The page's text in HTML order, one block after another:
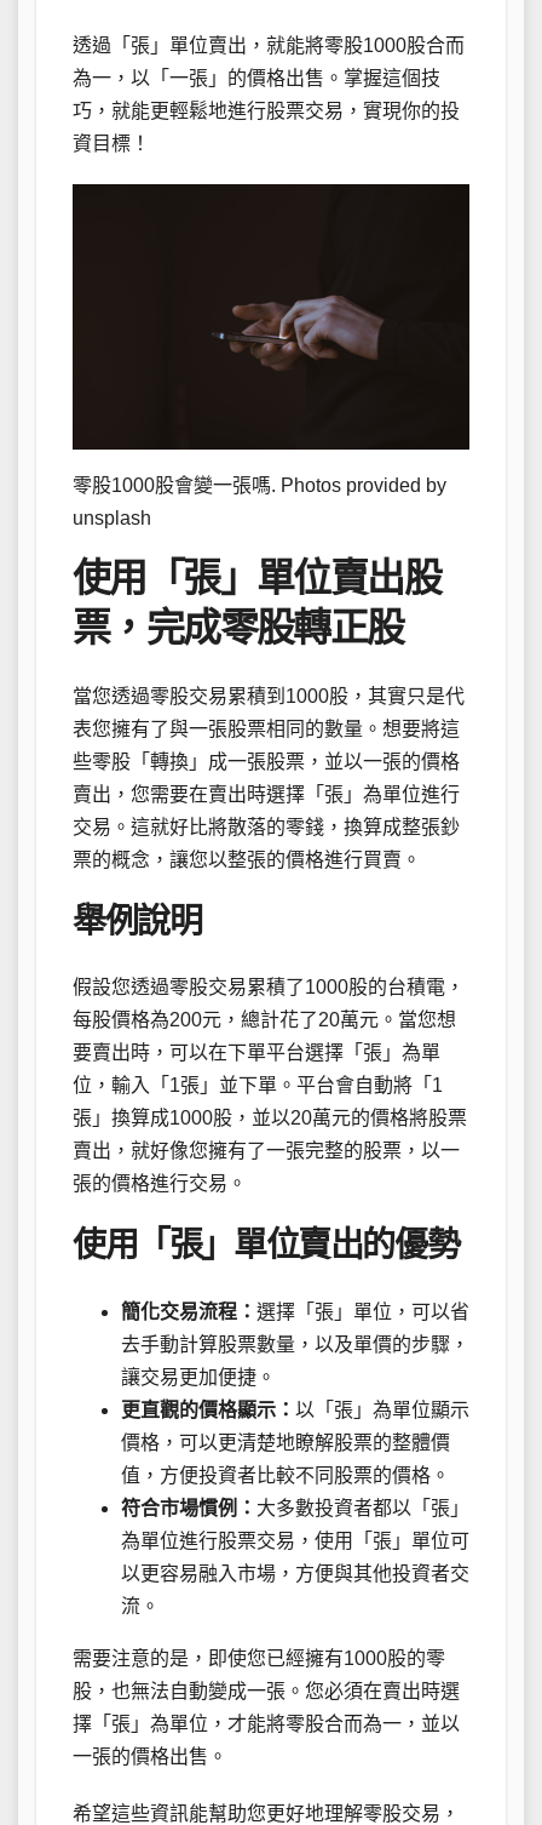
透過「張」單位賣出，就能將零股1000股合而
為一，以「一張」的價格出售。掌握這個技
巧，就能更輕鬆地進行股票交易，實現你的投
資目標！
零股1000股會變一張嗎. Photos provided by
unsplash
使用「張」單位賣出股
票，完成零股轉正股
當您透過零股交易累積到1000股，其實只是代
表您擁有了與一張股票相同的數量。想要將這
些零股「轉換」成一張股票，並以一張的價格
賣出，您需要在賣出時選擇「張」為單位進行
交易。這就好比將散落的零錢，換算成整張鈔
票的概念，讓您以整張的價格進行買賣。
舉例說明
假設您透過零股交易累積了1000股的台積電，
每股價格為200元，總計花了20萬元。當您想
要賣出時，可以在下單平台選擇「張」為單
位，輸入「1張」並下單。平台會自動將「1
張」換算成1000股，並以20萬元的價格將股票
賣出，就好像您擁有了一張完整的股票，以一
張的價格進行交易。
使用「張」單位賣出的優勢
簡化交易流程： 選擇「張」單位，可以省
去手動計算股票數量，以及單價的步驟，
讓交易更加便捷。
更直觀的價格顯示： 以「張」為單位顯示
價格，可以更清楚地瞭解股票的整體價
值，方便投資者比較不同股票的價格。
符合市場慣例： 大多數投資者都以「張」
為單位進行股票交易，使用「張」單位可
以更容易融入市場，方便與其他投資者交
流。
需要注意的是，即使您已經擁有1000股的零
股，也無法自動變成一張。您必須在賣出時選
擇「張」為單位，才能將零股合而為一，並以
一張的價格出售。
希望這些資訊能幫助您更好地理解零股交易，